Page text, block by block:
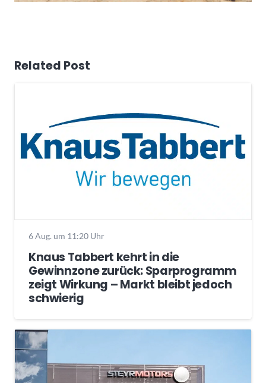
Related Post
6 Aug. um 11:20 Uhr
Knaus Tabbert kehrt in die
Gewinnzone zurück: Sparprogramm
zeigt Wirkung – Markt bleibt jedoch
schwierig